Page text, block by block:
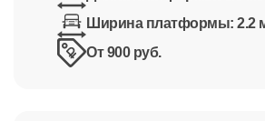
Ширина платформы:2.2
От 900 руб.